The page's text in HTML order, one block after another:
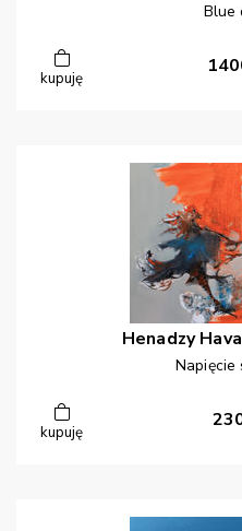
Blue
kupuję
Henadzy
Napięcie
kupuję